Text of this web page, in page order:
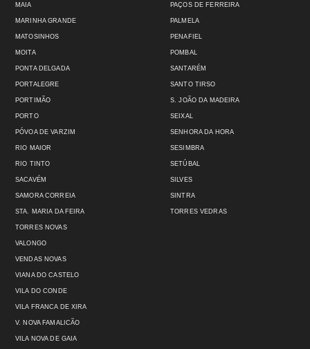
MAIA
MARINHA GRANDE
MATOSINHOS
MOITA
PAÇOS DE FERREIRA
PALMELA
PENAFIEL
POMBAL
PONTA DELGADA
PORTALEGRE
PORTIMÃO
PORTO
PÓVOA DE VARZIM
RIO MAIOR
RIO TINTO
SACAVÉM
SAMORA CORREIA
STA. MARIA DA FEIRA
SANTARÉM
SANTO TIRSO
S. JOÃO DA MADEIRA
SEIXAL
SENHORA DA HORA
SESIMBRA
SETÚBAL
SILVES
SINTRA
TORRES VEDRAS
TORRES NOVAS
VALONGO
VENDAS NOVAS
VIANA DO CASTELO
VILA DO CONDE
VILA FRANCA DE XIRA
V. NOVA FAMALICÃO
VILA NOVA DE GAIA